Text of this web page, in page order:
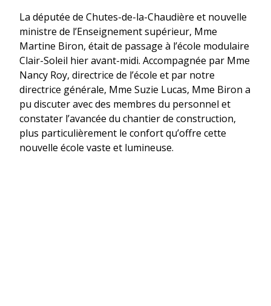
La députée de Chutes-de-la-Chaudière et nouvelle
ministre de l’Enseignement supérieur, Mme
Martine Biron, était de passage à l’école modulaire
Clair-Soleil hier avant-midi. Accompagnée par Mme
Nancy Roy, directrice de l’école et par notre
directrice générale, Mme Suzie Lucas, Mme Biron a
pu discuter avec des membres du personnel et
constater l’avancée du chantier de construction,
plus particulièrement le confort qu’offre cette
nouvelle école vaste et lumineuse.